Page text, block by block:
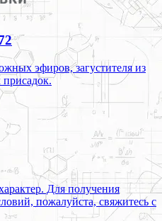
эфиров, загустителя из
Для получения
пожалуйста, свяжитесь с